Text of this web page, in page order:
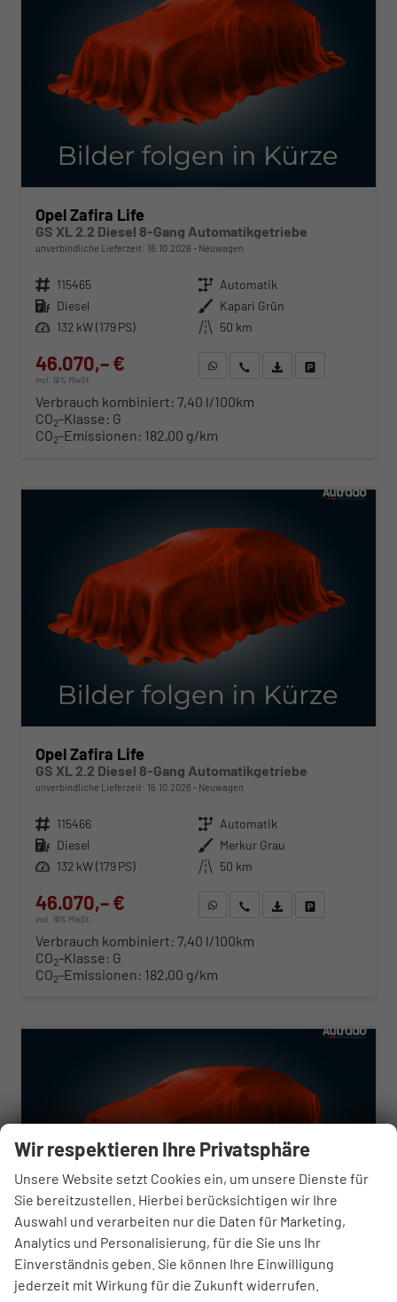
Opel Zafira Life
GS XL 2.2 Diesel 8-Gang Automatikgetriebe
unverbindliche Lieferzeit: 16.10.2026 Neuwagen
Fahrzeugnr. 115465 Getriebe Automatik
Kraftstoff Diesel Außenfarbe Kapari Grün
Leistung 132 kW (179 PS) Kilometerstand 50 km
46.070,– €
incl. 19% MwSt.
WhatsApp anfragen
Wir rufen Sie anFahrzeugexposé (PDF)
Verbrauch kombiniert: 7,40 l/100km
CO2-Klasse: G
CO2-Emissionen: 182,00 g/km
Opel Zafira Life
GS XL 2.2 Diesel 8-Gang Automatikgetriebe
unverbindliche Lieferzeit: 16.10.2026 Neuwagen
Fahrzeugnr. 115466 Getriebe Automatik
Kraftstoff Diesel Außenfarbe Merkur Grau
Leistung 132 kW (179 PS) Kilometerstand 50 km
46.070,– €
incl. 19% MwSt.
WhatsApp anfragen
Wir rufen Sie anFahrzeugexposé (PDF)
Verbrauch kombiniert: 7,40 l/100km
CO2-Klasse: G
CO2-Emissionen: 182,00 g/km
Opel Zafira Life
Wir respektieren Ihre Privatsphäre
Unsere Website setzt Cookies ein, um unsere Dienste für
Sie bereitzustellen. Hierbei berücksichtigen wir Ihre
Auswahl und verarbeiten nur die Daten für Marketing,
Analytics und Personalisierung, für die Sie uns Ihr
Einverständnis geben. Sie können Ihre Einwilligung
jederzeit mit Wirkung für die Zukunft widerrufen.